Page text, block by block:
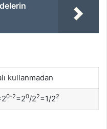
kullanmadan
0-2=20/22=1/22